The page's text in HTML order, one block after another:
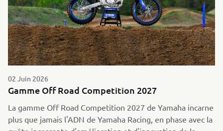
02 Juin 2026
Gamme Off Road Competition 2027
La gamme Off Road Competition 2027 de Yamaha incarne
plus que jamais l'ADN de Yamaha Racing, en phase avec la